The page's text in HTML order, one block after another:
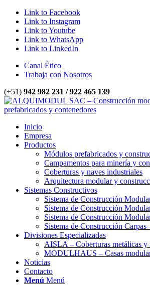
Link to Facebook
Link to Instagram
Link to Youtube
Link to WhatsApp
Link to LinkedIn
Canal Ético
Trabaja con Nosotros
(+51) 942 982 231 / 922 465 139
Inicio
Empresa
Productos
Módulos prefabricados y
Campamentos para minería y
Coberturas y naves industriales
Arquitectura modular y
Sistemas Constructivos
Sistema de Construcción
Sistema de Construcción
Sistema de Construcción
Sistema de Construcción Carpas
Divisiones Especializadas
AISLA – Coberturas metálicas y
MODULHAUS – Casas
Noticias
Contacto
Menú Menú